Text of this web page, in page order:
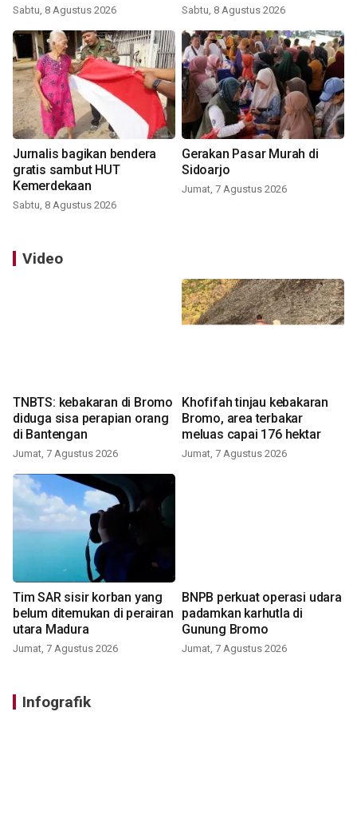
Sabtu, 8 Agustus 2026 Sabtu, 8 Agustus 2026
Jurnalis bagikan bendera
gratis sambut HUT
Kemerdekaan
Sabtu, 8 Agustus 2026
Gerakan Pasar Murah di
Sidoarjo
Jumat, 7 Agustus 2026
Video
TNBTS: kebakaran di Bromo
diduga sisa perapian orang
di Bantengan
Jumat, 7 Agustus 2026
Khofifah tinjau kebakaran
Bromo, area terbakar
meluas capai 176 hektar
Jumat, 7 Agustus 2026
Tim SAR sisir korban yang
belum ditemukan di perairan
utara Madura
Jumat, 7 Agustus 2026
BNPB perkuat operasi udara
padamkan karhutla di
Gunung Bromo
Jumat, 7 Agustus 2026
Infografik